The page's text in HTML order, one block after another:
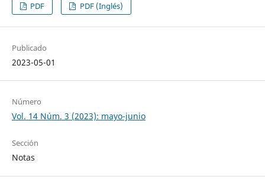
PDF PDF (Inglés)
Publicado
2023-05-01
Número
Vol. 14 Núm. 3 (2023): mayo-junio
Sección
Notas